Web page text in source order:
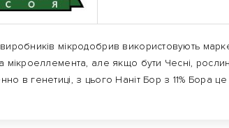
мікродобрив використовують
мікроеллемента, але якщо бути Чесні,
в генетиці, з цього Наніт Бор з 11% Бора